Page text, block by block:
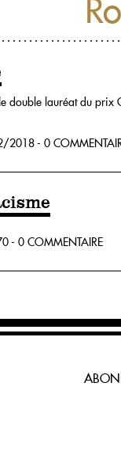
double lauréat du
2018 - 0
0 COMMENTAIRE